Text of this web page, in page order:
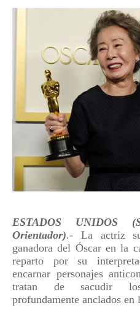
ESTADOS UNIDOS
Orientador).- La actriz
ganadora del Óscar en la
reparto por su
encarnar personajes
tratan de sacudir los
profundamente anclados en